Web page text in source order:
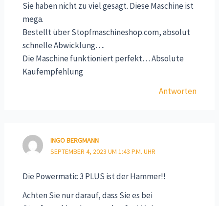
Sie haben nicht zu viel gesagt. Diese Maschine ist
mega.
Bestellt über Stopfmaschineshop.com, absolut
schnelle Abwicklung….
Die Maschine funktioniert perfekt… Absolute
Kaufempfehlung
Antworten
INGO BERGMANN
SEPTEMBER 4, 2023 UM 1:43 P.M. UHR
Die Powermatic 3 PLUS ist der Hammer!!
Achten Sie nur darauf, dass Sie es bei